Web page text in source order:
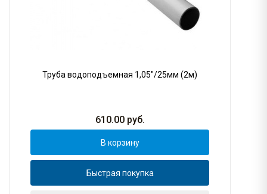
Труба водоподъемная 1,05"/25мм (2м)
610.00руб.
В корзину
Быстрая покупка